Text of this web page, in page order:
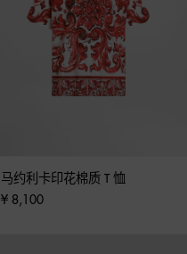
马约利卡印花棉质 T 恤
¥ 8,100